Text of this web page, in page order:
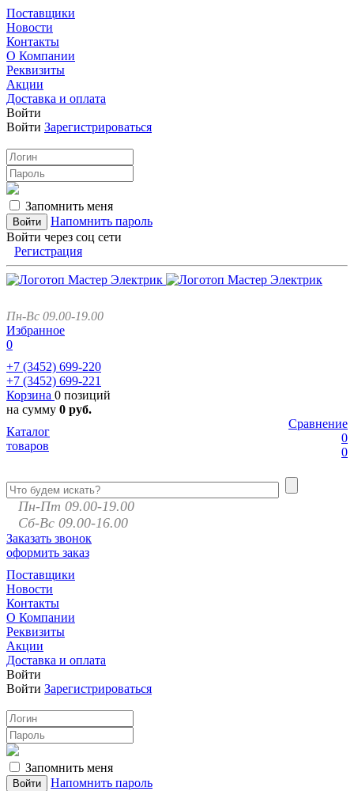
Поставщики
Новости
Контакты
О Компании
Реквизиты
Акции
Доставка и оплата
Войти
Войти Зарегистрироваться
Запомнить меня
Напомнить пароль
Войти через соц сети
Регистрация
Пн-Вс 09.00-19.00
Избранное
0
+7 (3452) 699-220
+7 (3452) 699-221
Корзина 0 позиций
на сумму 0 руб.
Сравнение
0
0
Каталог
товаров
Пн-Пт 09.00-19.00
Сб-Вс 09.00-16.00
Заказать звонок
оформить заказ
Поставщики
Новости
Контакты
О Компании
Реквизиты
Акции
Доставка и оплата
Войти
Войти Зарегистрироваться
Запомнить меня
Напомнить пароль